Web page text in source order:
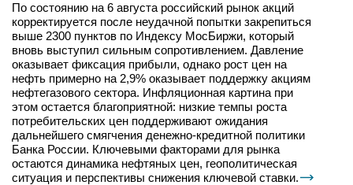
По состоянию на 6 августа российский рынок акций
корректируется после неудачной попытки закрепиться
выше 2300 пунктов по Индексу МосБиржи, который
вновь выступил сильным сопротивлением. Давление
оказывает фиксация прибыли, однако рост цен на
нефть примерно на 2,9% оказывает поддержку акциям
нефтегазового сектора. Инфляционная картина при
этом остается благоприятной: низкие темпы роста
потребительских цен поддерживают ожидания
дальнейшего смягчения денежно-кредитной политики
Банка России. Ключевыми факторами для рынка
остаются динамика нефтяных цен, геополитическая
ситуация и перспективы снижения ключевой ставки.